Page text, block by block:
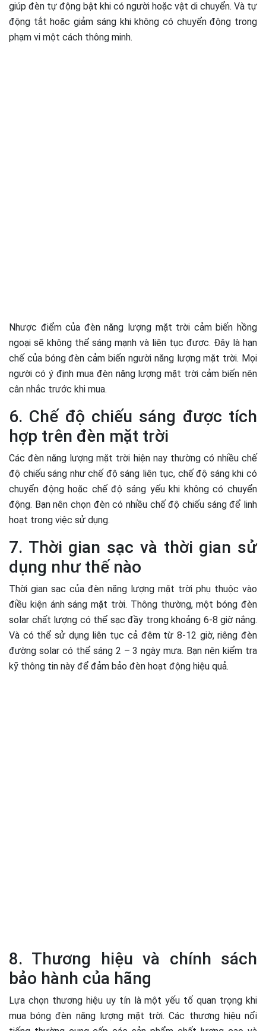
giúp đèn tự động bật khi có người hoặc vật di chuyển. Và tự
động tắt hoặc giảm sáng khi không có chuyển động trong
phạm vi một cách thông minh.
Nhược điểm của đèn năng lượng mặt trời cảm biến hồng
ngoại sẽ không thể sáng mạnh và liên tục được. Đây là hạn
chế của bóng đèn cảm biến người năng lượng mặt trời. Mọi
người có ý định mua đèn năng lượng mặt trời cảm biến nên
cân nhắc trước khi mua.
6. Chế độ chiếu sáng được tích
hợp trên đèn mặt trời
Các đèn năng lượng mặt trời hiện nay thường có nhiều chế
độ chiếu sáng như chế độ sáng liên tục, chế độ sáng khi có
chuyển động hoặc chế độ sáng yếu khi không có chuyển
động. Bạn nên chọn đèn có nhiều chế độ chiếu sáng để linh
hoạt trong việc sử dụng.
7. Thời gian sạc và thời gian sử
dụng như thế nào
Thời gian sạc của đèn năng lượng mặt trời phụ thuộc vào
điều kiện ánh sáng mặt trời. Thông thường, một bóng đèn
solar chất lượng có thể sạc đầy trong khoảng 6-8 giờ nắng.
Và có thể sử dụng liên tục cả đêm từ 8-12 giờ, riêng đèn
đường solar có thể sáng 2 – 3 ngày mưa. Bạn nên kiểm tra
kỹ thông tin này để đảm bảo đèn hoạt động hiệu quả.
8. Thương hiệu và chính sách
bảo hành của hãng
Lựa chọn thương hiệu uy tín là một yếu tố quan trọng khi
mua bóng đèn năng lượng mặt trời. Các thương hiệu nổi